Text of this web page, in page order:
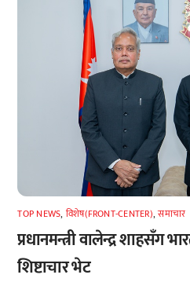
TOP NEWS, विशेष(FRONT-CENTER),समाचार
प्रधानमन्त्री वालेन्द्र शाहसँग
शिष्टाचार भेट